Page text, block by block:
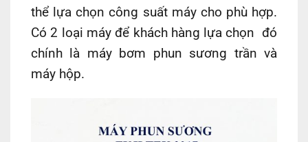
thể lựa chọn công suất máy cho phù hợp.
Có 2 loại máy để khách hàng lựa chọn đó
chính là máy bơm phun sương trần và
máy hộp.